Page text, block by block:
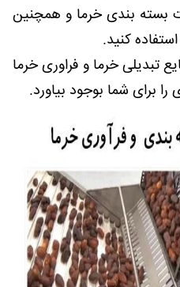
بسته بندی خرما و همچنین
کنید.
تبدیلی خرما و فراوری خرما
برای شما بوجود بیاورد.